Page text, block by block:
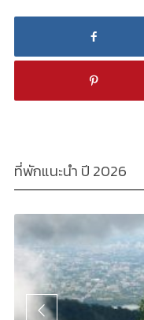
ที่พักแนะนำ ปี 2026